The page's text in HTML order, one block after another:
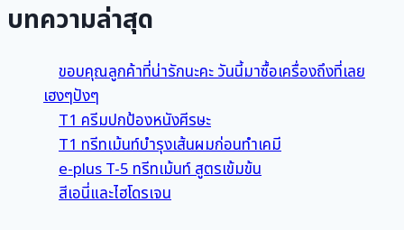
บทความล่าสุด
ขอบคุณลูกค้าที่น่ารักนะคะ วันนี้มาซื้อเครื่องถึงที่เลย
เฮงๆปังๆ
T1 ครีมปกป้องหนังศีรษะ
T1 ทรีทเม้นท์บำรุงเส้นผมก่อนทำเคมี
e-plus T-5 ทรีทเม้นท์ สูตรเข้มข้น
สีเอนี่และไฮโดรเจน